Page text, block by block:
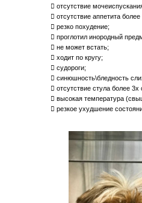
 отсутствие
 отсутствие аппетита более
 резко похудение;
 проглотил инородный
 не может встать;
 ходит по кругу;
 судороги;
 синюшность\бледность
 отсутствие стула более 3х
 высокая температура
 резкое ухудшение